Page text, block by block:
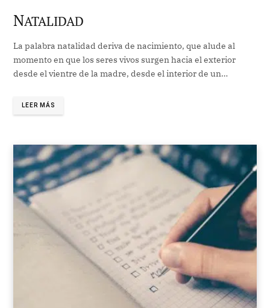
NATALIDAD
La palabra natalidad deriva de nacimiento, que alude al
momento en que los seres vivos surgen hacia el exterior
desde el vientre de la madre, desde el interior de un…
LEER MÁS